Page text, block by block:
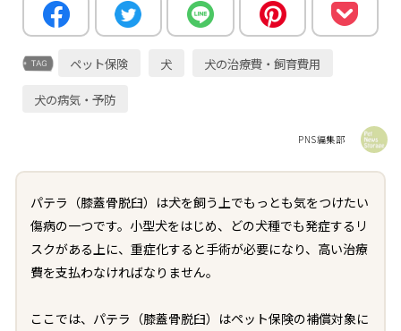
ペット保険 犬
犬の治療費・飼育費用
犬の病気・予防
PNS編集部
パテラ（膝蓋骨脱臼）は犬を飼う上でもっとも気をつけたい
傷病の一つです。小型犬をはじめ、どの犬種でも発症するリ
スクがある上に、重症化すると手術が必要になり、高い治療
費を支払わなければなりません。
ここでは、パテラ（膝蓋骨脱臼）はペット保険の補償対象に